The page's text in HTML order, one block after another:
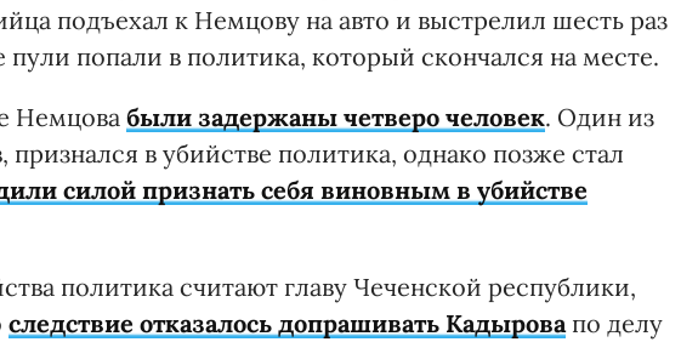
подъехал к Немцову на авто и выстрелил шесть раз
попали в политика, который скончался на месте.
Немцова были задержаны четверо человек. Один из
в убийстве политика, однако позже стал
силой признать себя виновным в убийстве
политика считают главу Чеченской республики,
следствие отказалось допрашивать Кадырова по делу